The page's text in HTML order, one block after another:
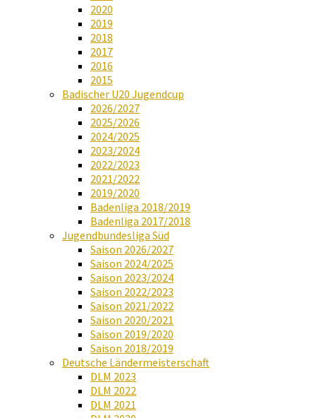
2020
2019
2018
2017
2016
2015
Badischer U20 Jugendcup
2026/2027
2025/2026
2024/2025
2023/2024
2022/2023
2021/2022
2019/2020
Badenliga 2018/2019
Badenliga 2017/2018
Jugendbundesliga Süd
Saison 2026/2027
Saison 2024/2025
Saison 2023/2024
Saison 2022/2023
Saison 2021/2022
Saison 2020/2021
Saison 2019/2020
Saison 2018/2019
Deutsche Ländermeisterschaft
DLM 2023
DLM 2022
DLM 2021